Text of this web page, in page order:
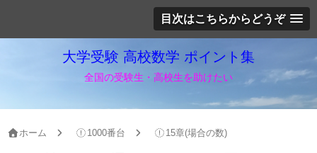
目次はこちらからどうぞ
大学受験 高校数学 ポイント集
全国の受験生・高校生を助けたい
ホーム 1000番台 15章(場合の数)